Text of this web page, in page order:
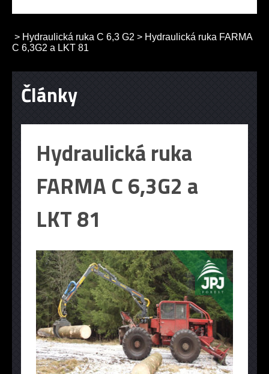
> Hydraulická ruka C 6,3 G2 > Hydraulická ruka FARMA
C 6,3G2 a LKT 81
Články
Hydraulická ruka
FARMA C 6,3G2 a
LKT 81